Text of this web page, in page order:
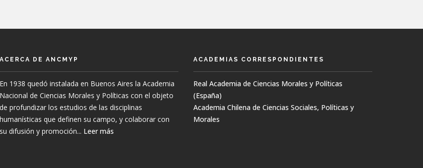
ACERCA DE ANCMYP
En 1938 quedó instalada en Buenos Aires la Academia
Nacional de Ciencias Morales y Políticas con el objeto
de profundizar los estudios de las disciplinas
humanísticas que definen su campo, y colaborar con
su difusión y promoción... Leer más
ACADEMIAS CORRESPONDIENTES
Real Academia de Ciencias Morales y Políticas
(España)
Academia Chilena de Ciencias Sociales, Políticas y
Morales